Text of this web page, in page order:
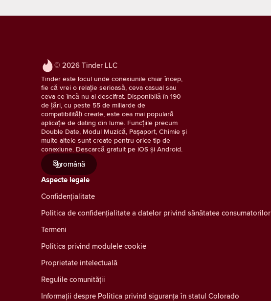
© 2026 Tinder LLC
Tinder este locul unde conexiunile chiar încep,
fie că vrei o relație serioasă, ceva casual sau
ceva ce încă nu ai descifrat. Disponibilă în 190
de țări, cu peste 55 de miliarde de
compatibilități create, este cea mai populară
aplicație de dating din lume. Funcțiile precum
Double Date, Modul Muzică, Pașaport, Chimie și
multe altele sunt create pentru orice tip de
conexiune. Descarcă gratuit pe iOS și Android.
română
Aspecte legale
Confidenţialitate
Politica de confidențialitate a datelor privind sănătatea consumatorilor
Termeni
Politica privind modulele cookie
Proprietate intelectuală
Regulile comunității
Informații despre Politica privind siguranța în statul Colorado